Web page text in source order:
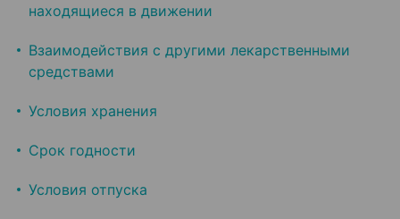
находящиеся в движении
Взаимодействия с другими лекарственными
средствами
Условия хранения
Срок годности
Условия отпуска